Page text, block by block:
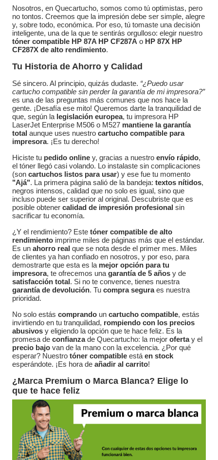
Nosotros, en Quecartucho, somos como tú optimistas, pero
no tontos. Creemos que la impresión debe ser simple, alegre
y, sobre todo, económica. Por eso, tú tomaste una decisión
inteligente, una de la que te sentirás orgulloso: elegir nuestro
tóner compatible HP 87A HP CF287A o HP 87X HP
CF287X de alto rendimiento.
Tu Historia de Ahorro y Calidad
Sé sincero. Al principio, quizás dudaste. “¿Puedo usar
cartucho compatible sin perder la garantía de mi impresora?”
es una de las preguntas más comunes que nos hace la
gente. ¡Desafía ese mito! Queremos darte la tranquilidad de
que, según la legislación europea, tu impresora HP
LaserJet Enterprise M506 o M527 mantiene la garantía
total aunque uses nuestro cartucho compatible para
impresora. ¡Es tu derecho!
Hiciste tu pedido online y, gracias a nuestro envío rápido,
el tóner llegó casi volando. Lo instalaste sin complicaciones
(son cartuchos listos para usar) y ese fue tu momento
"Ajá". La primera página salió de la bandeja: textos nítidos,
negros intensos, calidad que no solo es igual, sino que
incluso puede ser superior al original. Descubriste que es
posible obtener calidad de impresión profesional sin
sacrificar tu economía.
¿Y el rendimiento? Este tóner compatible de alto
rendimiento imprime miles de páginas más que el estándar.
Es un ahorro real que se nota desde el primer mes. Miles
de clientes ya han confiado en nosotros, y por eso, para
demostrarte que esta es la mejor opción para tu
impresora, te ofrecemos una garantía de 5 años y de
satisfacción total. Si no te convence, tienes nuestra
garantía de devolución. Tu compra seguraes nuestra
prioridad.
No solo estás comprando un cartucho compatible, estás
invirtiendo en tu tranquilidad, rompiendo con los precios
abusivos y eligiendo la opción que te hace feliz. Es la
promesa de confianzade Quecartucho: la mejor ofertay el
precio bajo van de la mano con la excelencia. ¿Por qué
esperar? Nuestro tóner compatible está en stock
esperándote. ¡Es hora de añadir al carrito!
¿Marca Premium o Marca Blanca? Elige lo
que te hace feliz